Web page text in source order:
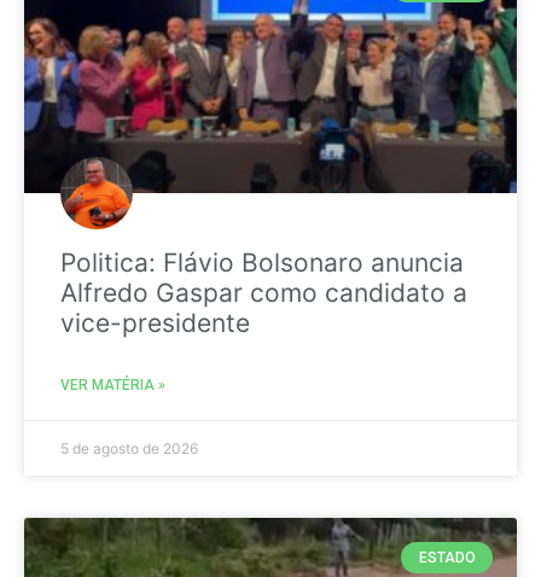
Politica: Flávio Bolsonaro anuncia
Alfredo Gaspar como candidato a
vice-presidente
VER MATÉRIA »
5 de agosto de 2026
ESTADO